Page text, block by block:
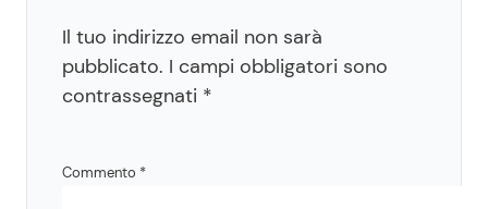
Il tuo indirizzo email non sarà
pubblicato. I campi obbligatori sono
contrassegnati *
Commento *